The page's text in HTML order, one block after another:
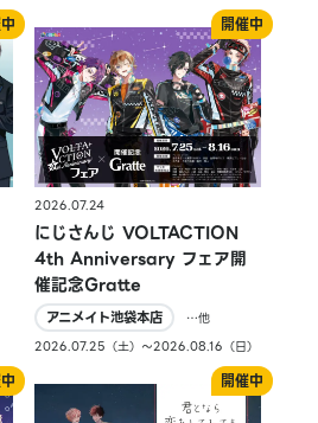
2026.07.24
にじさんじ VOLTACTION
4th Anniversary フェア開
催記念Gratte
アニメイト池袋本店
…他
2026.07.25（土）〜2026.08.16（日）